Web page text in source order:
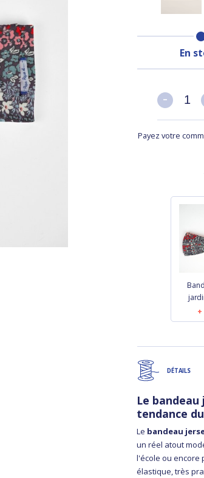
En
-
-
Payez votre
DÉTAILS
Le bandeau
tendance
Le bandeau
un réel atout
l'école ou encore
élastique, très